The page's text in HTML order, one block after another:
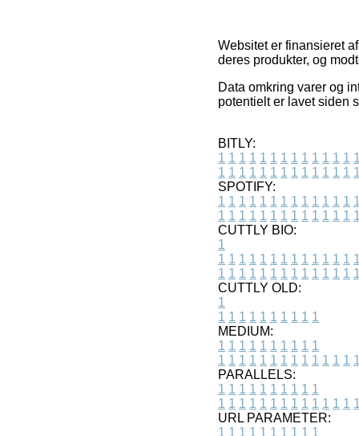
Websitet er finansieret
deres produkter, og
Data omkring varer og
potentielt er lavet siden
BITLY:
1 1 1 1 1 1 1 1 1 1 1 1 1
1 1 1 1 1 1 1 1 1 1 1 1 1
SPOTIFY:
1 1 1 1 1 1 1 1 1 1 1 1 1
1 1 1 1 1 1 1 1 1 1 1 1 1
CUTTLY BIO:
1
1 1 1 1 1 1 1 1 1 1 1 1 1
1 1 1 1 1 1 1 1 1 1 1 1 1
CUTTLY OLD:
1
1 1 1 1 1 1 1 1 1 1
MEDIUM:
1 1 1 1 1 1 1 1 1 1
1 1 1 1 1 1 1 1 1 1 1 1 1
PARALLELS:
1 1 1 1 1 1 1 1 1 1
1 1 1 1 1 1 1 1 1 1 1 1 1
URL PARAMETER:
1 1 1 1 1 1 1 1 1 1